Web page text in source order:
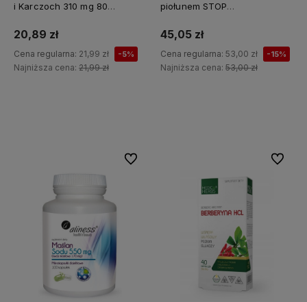
i Karczoch 310 mg 80
20,89 zł
Cena regularna: 21,99 zł -5%
Najniższa cena: 21,99 zł
piołunem STOP
wrotycz, zielony orzech,
szałwia, kłącze tataraku,
konopia siewna) 12 sztuk x 2g
API Effect
45,05 zł
Cena regularna: 53,00 zł -15%
Najniższa cena: 53,00 zł
Do ulubionych Do